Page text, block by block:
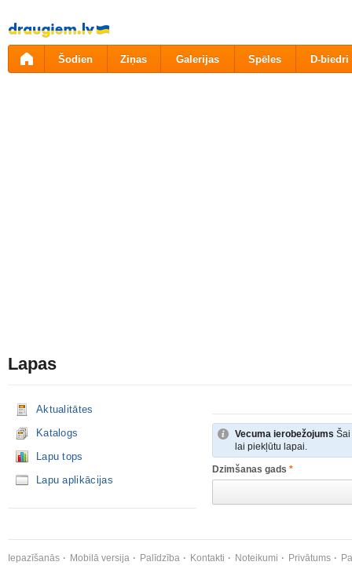
Pāriet
uz
saturu
Šodien Ziņas Galerijas Spēles D-biedri
Lapas
Aktualitātes
Katalogs
Lapu tops
Lapu aplikācijas
Vecuma ierobežojums Šai
lai piekļūtu lapai.
Dzimšanas gads *
Iepazīšanās Mobilā versija Palīdzība Kontakti Noteikumi Privātums